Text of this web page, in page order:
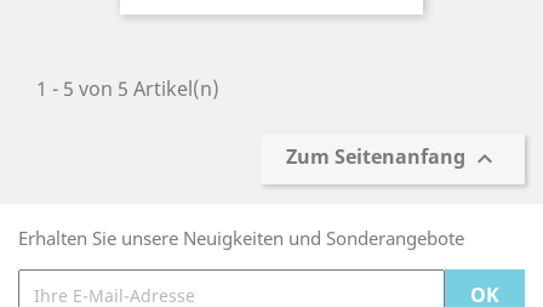
1 - 5 von 5 Artikel(n)
Zum Seitenanfang 
Erhalten Sie unsere Neuigkeiten und Sonderangebote